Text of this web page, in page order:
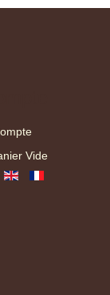
Vide